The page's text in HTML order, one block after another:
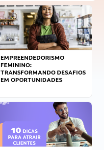
EMPREENDEDORISMO
FEMININO:
TRANSFORMANDO DESAFIOS
EM OPORTUNIDADES